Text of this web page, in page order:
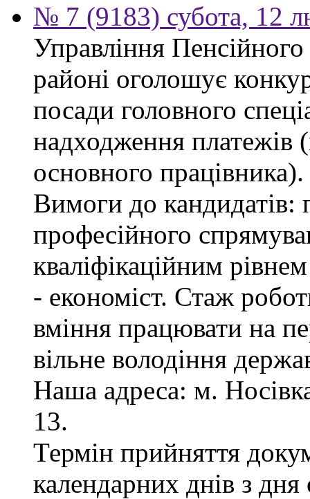
№ 7 (9183) субота, 12
Управління
районі оголошує
посади головного
надходження платежів
основного працівника).
Вимоги до кандидатів:
професійного
кваліфікаційним
- економіст. Стаж
вміння працювати на
вільне володіння
Наша адреса: м.
13.
Термін прийняття
календарних днів з